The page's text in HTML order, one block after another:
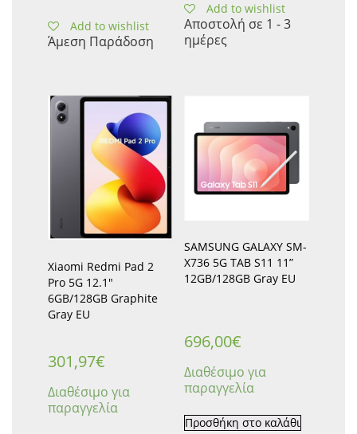
Add to wishlist
Άμεση Παράδοση
Add to wishlist
Αποστολή σε 1 - 3
ημέρες
Xiaomi Redmi Pad 2
Pro 5G 12.1″
6GB/128GB Graphite
Gray EU
301,97€
Διαθέσιμο για
παραγγελία
SAMSUNG GALAXY SM-
X736 5G TΑΒ S11 11”
12GB/128GB Gray EU
696,00€
Διαθέσιμο για
παραγγελία
Προσθήκη στο καλάθι